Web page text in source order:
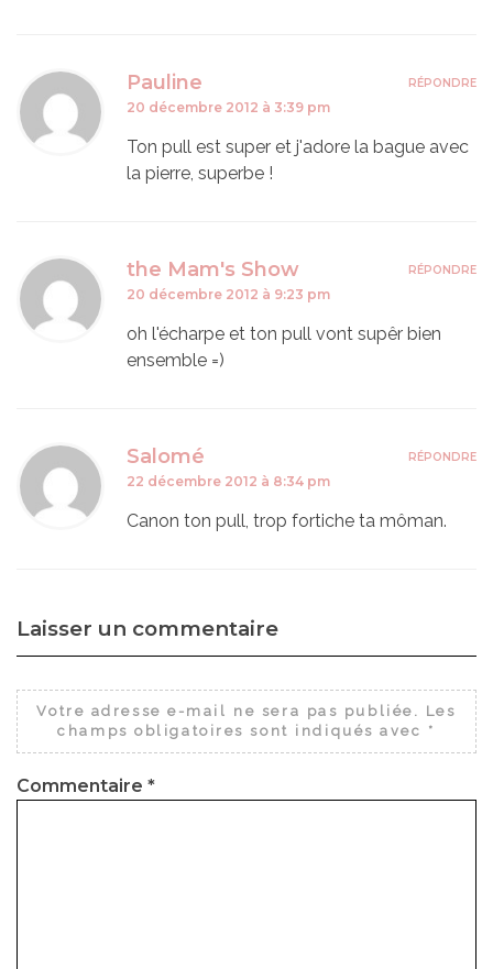
Pauline
20 décembre 2012 à 3:39 pm
Ton pull est super et j'adore la bague avec
la pierre, superbe !
RÉPONDRE
the Mam's Show
20 décembre 2012 à 9:23 pm
oh l'écharpe et ton pull vont supêr bien
ensemble =)
RÉPONDRE
Salomé
22 décembre 2012 à 8:34 pm
Canon ton pull, trop fortiche ta môman.
RÉPONDRE
Laisser un commentaire
Votre adresse e-mail ne sera pas publiée.
Les
champs obligatoires sont indiqués avec *
Commentaire *